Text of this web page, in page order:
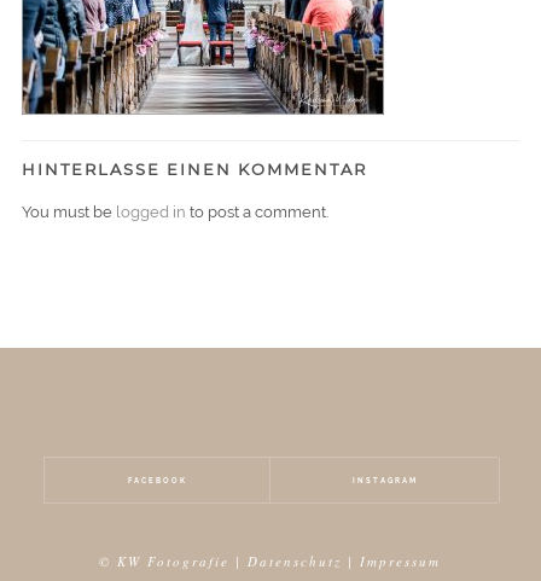
HINTERLASSE EINEN KOMMENTAR
You must be logged in to post a comment.
FACEBOOK INSTAGRAM
© KW Fotografie |Datenschutz |Impressum